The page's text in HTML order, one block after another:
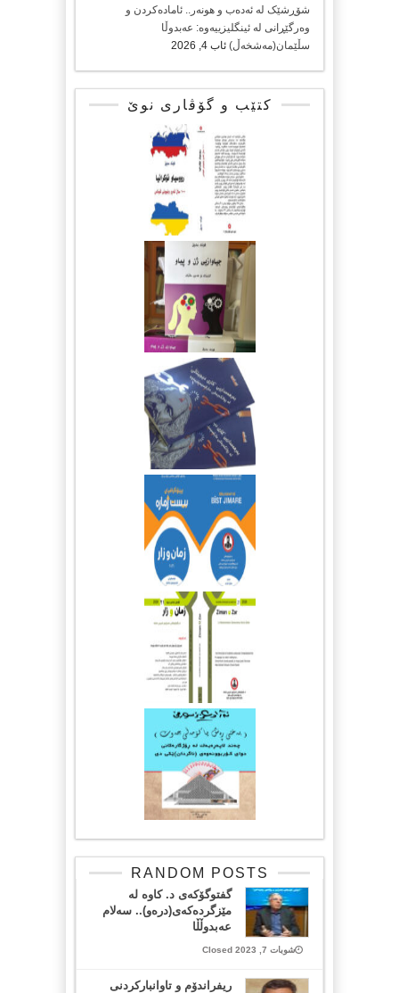
شۆڕشێک لە ئەدەب و هونەر.. ئامادەکردن و
وەرگێڕانی لە ئینگلیزییەوە: عەبدوڵا
سڵێمان(مەشخەڵ) ئاب 4, 2026
کتێب و گۆڤاری نوێ
RANDOM POSTS
گفتوگۆكه‌ی د. كاوه‌ له‌
مێزگردەکەی(دره‌و).. سەلام
عەبدوڵڵا
شوبات 7, 2023 Closed
ریفراندۆم و تاوانباركردنی